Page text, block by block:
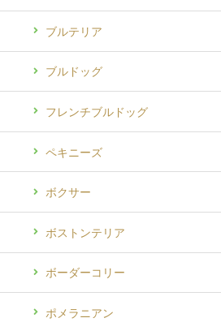
ブルテリア
ブルドッグ
フレンチブルドッグ
ペキニーズ
ボクサー
ボストンテリア
ボーダーコリー
ポメラニアン